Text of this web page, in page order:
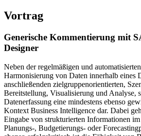
Vortrag
Generische Kommentierung mit
Designer
Neben der regelmäßigen und
Harmonisierung von Daten innerhalb eines
anschließenden zielgruppenorientierten,
Bereitstellung, Visualisierung und Analyse,
Datenerfassung eine mindestens ebenso
Kontext Business Intelligence dar. Dabei
Eingabe von strukturierten Informationen
Planungs-, Budgetierungs- oder